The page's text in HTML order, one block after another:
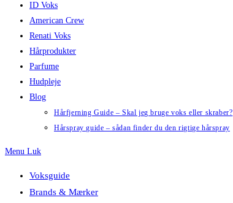
ID Voks
American Crew
Renati Voks
Hårprodukter
Parfume
Hudpleje
Blog
Hårfjerning Guide – Skal jeg bruge voks eller skraber?
Hårspray guide – sådan finder du den rigtige hårspray
Menu Luk
Voksguide
Brands & Mærker